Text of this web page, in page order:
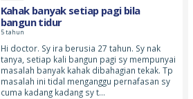
Kahak banyak setiap pagi bila
bangun tidur
5 tahun
Hi doctor. Sy ira berusia 27 tahun. Sy nak
tanya, setiap kali bangun pagi sy mempunyai
masalah banyak kahak dibahagian tekak. Tp
masalah ini tidal menganggu pernafasan sy
cuma kadang kadang sy t…